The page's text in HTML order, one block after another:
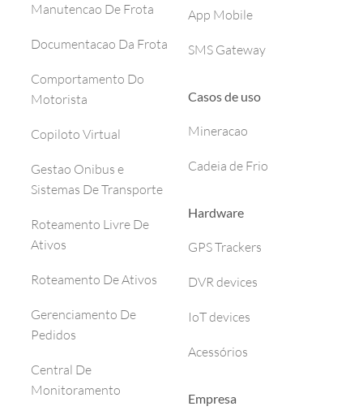
Manutencao De Frota
Documentacao Da Frota
Comportamento Do
Motorista
Copiloto Virtual
Gestao Onibus e
Sistemas De Transporte
Roteamento Livre De
Ativos
Roteamento De Ativos
Gerenciamento De
Pedidos
Central De
Monitoramento
App Mobile
SMS Gateway
Casos de uso
Mineracao
Cadeia de Frio
Hardware
GPS Trackers
DVR devices
IoT devices
Acessórios
Empresa